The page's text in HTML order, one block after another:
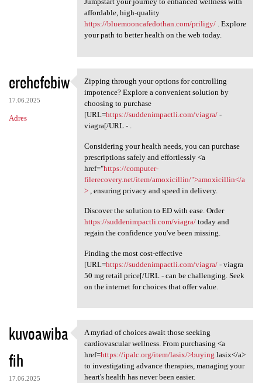
affordable, high-quality
https://bluemooncafedothan.com/priligy/. Explore
your path to better health on the web today.
erehefebiw
17.06.2025
Adres
Zipping through your options
Zipping through your options for controlling
impotence? Explore a convenient solution by
choosing to purchase
[URL=https://suddenimpactli.com/viagra/-
viagra[/URL - .
Considering your health needs, you can purchase
prescriptions safely and effortlessly <a
href="https://computer-
filerecovery.net/item/amoxicillin/">amoxicillin</a
>, ensuring privacy and speed in delivery.
Discover the solution to ED with ease. Order
https://suddenimpactli.com/viagra/today and
regain the confidence you've been missing.
Finding the most cost-effective
[URL=https://suddenimpactli.com/viagra/- viagra
50 mg retail price[/URL - can be challenging. Seek
on the internet for choices that offer value.
kuvoawiba
fih
17.06.2025
A myriad of choices await
A myriad of choices await those seeking
cardiovascular wellness. From purchasing <a
href=https://ipalc.org/item/lasix/>buying lasix</a>
to investigating advance therapies, managing your
heart's health has never been easier.